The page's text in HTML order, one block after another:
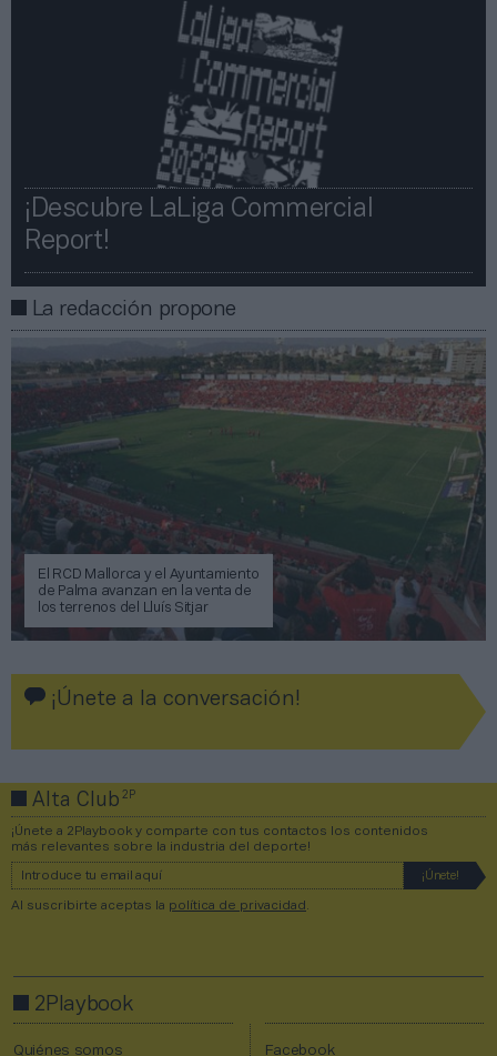
¡Descubre LaLiga Commercial
Report!​​
La redacción propone
El RCD Mallorca y el Ayuntamiento
de Palma avanzan en la venta de
los terrenos del Lluís Sitjar
¡Únete a la conversación!
Alta Club2P
¡Únete a 2Playbook y comparte con tus contactos los contenidos
más relevantes sobre la industria del deporte!
Al suscribirte aceptas la política de privacidad
2Playbook
Quiénes somos Facebook